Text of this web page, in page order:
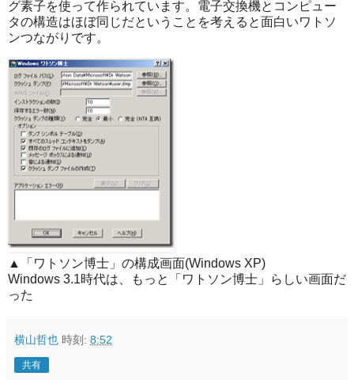
グ素子を使って作られています。電子交換機とコンピュー
タの構造はほぼ同じだということを考えると面白いワトソ
ンつながりです。
▲「ワトソン博士」の構成画面(Windows XP)
Windows 3.1時代は、もっと「ワトソン博士」らしい画面だ
った
横山哲也 時刻: 8:52
共有